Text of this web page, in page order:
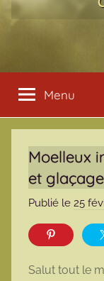
Menu
Moelleux
et
Publié le 25
Salut tout le